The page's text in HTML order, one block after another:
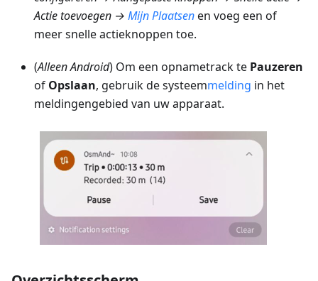
Actie toevoegen → Mijn Plaatsenen voeg een of
meer snelle actieknoppen toe.
(Alleen Android) Om een opnametrack te Pauzeren
of Opslaan, gebruik de systeemmelding in het
meldingengebied van uw apparaat.